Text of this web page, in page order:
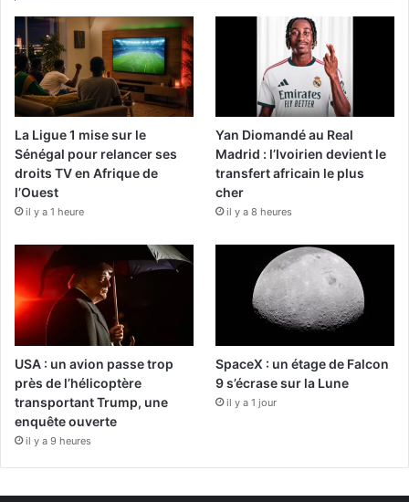
La Ligue 1 mise sur le
Sénégal pour relancer ses
droits TV en Afrique de
l’Ouest
il y a 1 heure
Yan Diomandé au Real
Madrid : l’Ivoirien devient le
transfert africain le plus
cher
il y a 8 heures
USA : un avion passe trop
près de l’hélicoptère
transportant Trump, une
enquête ouverte
il y a 9 heures
SpaceX : un étage de Falcon
9 s’écrase sur la Lune
il y a 1 jour